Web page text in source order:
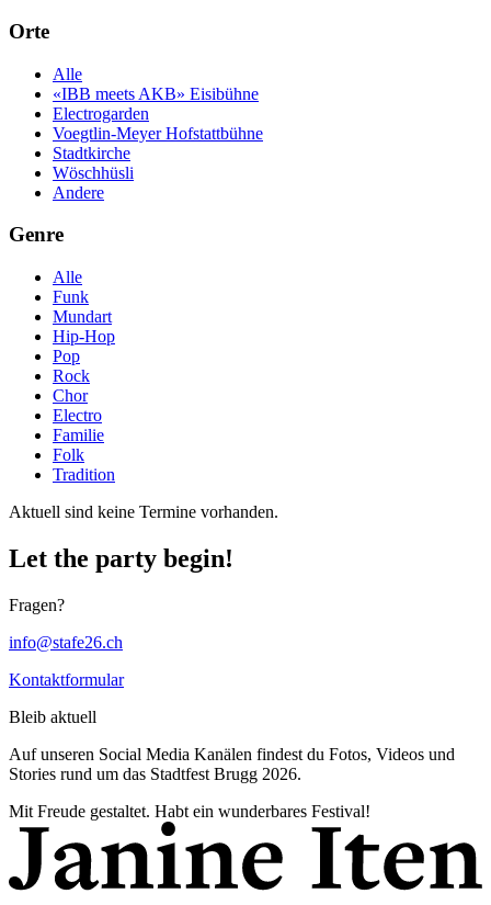
Orte
Alle
«IBB meets AKB» Eisibühne
Electrogarden
Voegtlin-Meyer Hofstattbühne
Stadtkirche
Wöschhüsli
Andere
Genre
Alle
Funk
Mundart
Hip-Hop
Pop
Rock
Chor
Electro
Familie
Folk
Tradition
Aktuell sind keine Termine vorhanden.
Let the party begin!
Fragen?
info@stafe26.ch
Kontaktformular
Bleib aktuell
Auf unseren Social Media Kanälen findest du Fotos, Videos und
Stories rund um das Stadtfest Brugg 2026.
Mit Freude gestaltet. Habt ein wunderbares Festival!